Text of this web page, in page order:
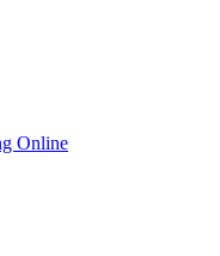
Online